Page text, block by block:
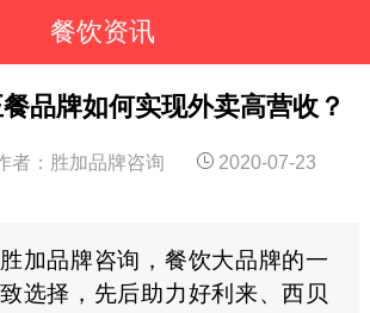
餐饮资讯
品牌如何实现外卖高营收？
者：胜加品牌咨询
2020-07-23
胜加品牌咨询，餐饮大品牌的一
致选择，先后助力好利来、西贝